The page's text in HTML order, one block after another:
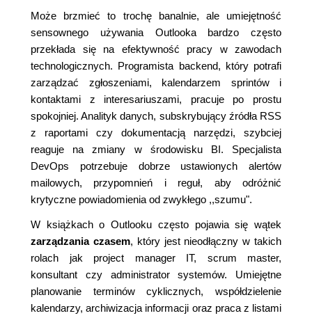
Może brzmieć to trochę banalnie, ale umiejętność
sensownego używania Outlooka bardzo często
przekłada się na efektywność pracy w zawodach
technologicznych. Programista backend, który potrafi
zarządzać zgłoszeniami, kalendarzem sprintów i
kontaktami z interesariuszami, pracuje po prostu
spokojniej. Analityk danych, subskrybujący źródła RSS
z raportami czy dokumentacją narzędzi, szybciej
reaguje na zmiany w środowisku BI. Specjalista
DevOps potrzebuje dobrze ustawionych alertów
mailowych, przypomnień i reguł, aby odróżnić
krytyczne powiadomienia od zwykłego ,,szumu".
W książkach o Outlooku często pojawia się wątek
zarządzania czasem, który jest nieodłączny w takich
rolach jak project manager IT, scrum master,
konsultant czy administrator systemów. Umiejętne
planowanie terminów cyklicznych, współdzielenie
kalendarzy, archiwizacja informacji oraz praca z listami